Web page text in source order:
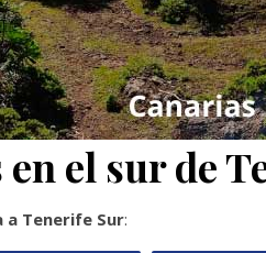
el sur de
Tenerife Sur: